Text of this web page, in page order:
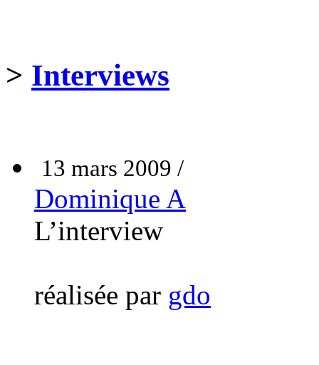
> Interviews
13 mars 2009 /
Dominique A
L’interview
réalisée par gdo